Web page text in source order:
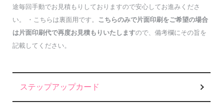
途毎回手動でお見積もりしておりますので安心してお進みくださ
い。 ・こちらは裏面用です。 こちらのみで片面印刷をご希望の場合
は片面印刷代で再度お見積もりいたしますので、備考欄にその旨を
記載してください。
カテゴリー一覧
ステップアップカード